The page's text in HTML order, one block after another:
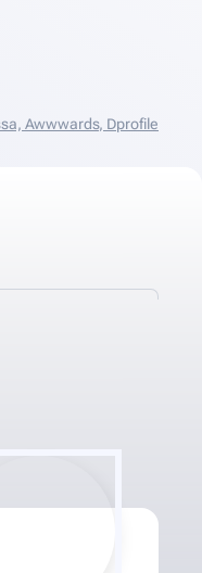
Аwwwards, Dprofile